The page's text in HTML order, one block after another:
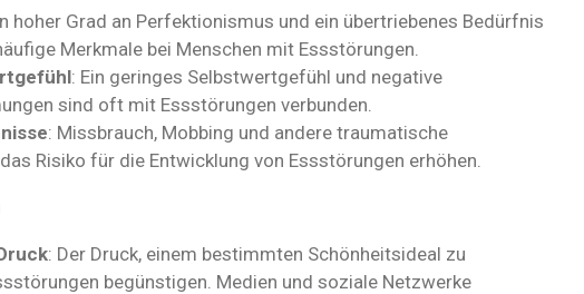
hoher Grad an Perfektionismus und ein übertriebenes Bedürfnis
Merkmale bei Menschen mit Essstörungen.
: Ein geringes Selbstwertgefühl und negative
sind oft mit Essstörungen verbunden.
: Missbrauch, Mobbing und andere traumatische
Risiko für die Entwicklung von Essstörungen erhöhen.
: Der Druck, einem bestimmten Schönheitsideal zu
begünstigen. Medien und soziale Netzwerke